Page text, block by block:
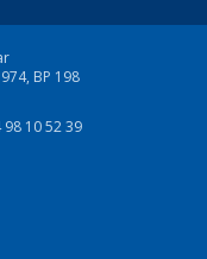
BP 198
98 10 52 39